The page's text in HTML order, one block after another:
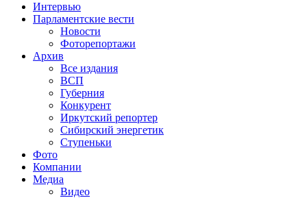
Интервью
Парламентские вести
Новости
Фоторепортажи
Архив
Все издания
ВСП
Губерния
Конкурент
Иркутский репортер
Сибирский энергетик
Ступеньки
Фото
Компании
Медиа
Видео